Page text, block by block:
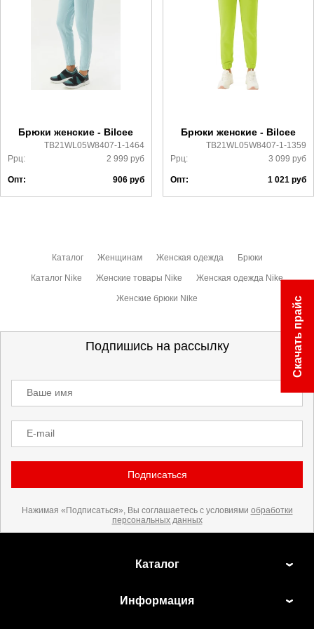
Самовывоз в Москве.
Доставка по России всеми транспортными ТК, а также с
Почтой Росии и СДЭК.
Более детально с условиями доставки и оплаты можно
Брюки женские - Bilcee
TB21WL05W8407-1-1464
Ррц:
2 999 руб
Опт: 906руб
Брюки женские - Bilcee
TB21WL05W8407-1-1359
Ррц:
3 099 руб
Опт: 1 021 руб
Каталог Женщинам Женская одежда Брюки
Каталог Nike Женские товары Nike Женская одежда Nike
Женские брюки Nike
Подпишись на рассылку
Ваше имя
E-mail
Подписаться
Нажимая «Подписаться», Вы соглашаетесь с условиями обработки
персональных данных
Каталог
Информация
Скачать прайс